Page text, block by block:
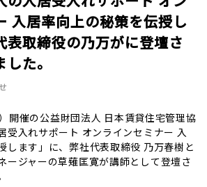
入居率向上の秘策を伝授し
表取締役の乃万がに登壇さ
た。
開催の公益財団法人 日本賃貸住宅管理協
受入れサポート オンラインセミナー 入
します」に、弊社代表取締役 乃万春樹と
ージャーの草薙匡寛が講師として登壇さ